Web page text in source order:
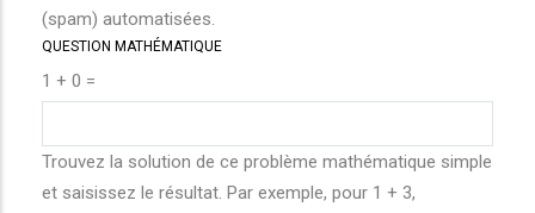
(spam) automatisées.
QUESTION MATHÉMATIQUE
1 + 0 =
Trouvez la solution de ce problème mathématique simple
et saisissez le résultat. Par exemple, pour 1 + 3,